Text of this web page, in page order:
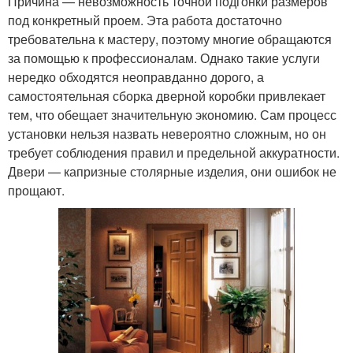
под конкретный проем. Эта работа достаточно
требовательна к мастеру, поэтому многие обращаются
за помощью к профессионалам. Однако такие услуги
нередко обходятся неоправданно дорого, а
самостоятельная сборка дверной коробки привлекает
тем, что обещает значительную экономию. Сам процесс
установки нельзя назвать невероятно сложным, но он
требует соблюдения правил и предельной аккуратности.
Двери — капризные столярные изделия, они ошибок не
прощают.